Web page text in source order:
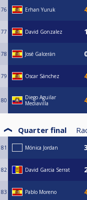
76 Erhan Yuruk
77 David Gonzalez
78 José Galcerán
79 Oscar Sánchez
80
Diego Aguilar
Mediavilla
Quarter final
81 Mónica Jordan
82 David Garcia Serrat
83 Pablo Moreno